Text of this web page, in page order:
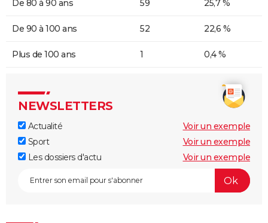
De 80 à 90 ans 59 25,7 %
De 90 à 100 ans 52 22,6 %
Plus de 100 ans 1 0,4 %
NEWSLETTERS
Actualité
Voir un exemple
Sport
Voir un exemple
Les dossiers d'actu
Voir un exemple